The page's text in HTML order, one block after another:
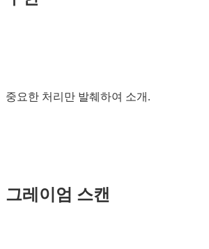
중요한 처리만 발췌하여 소개.
그레이엄 스캔